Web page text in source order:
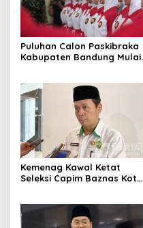
Puluhan Calon Paskibraka
Kabupaten Bandung Mulai
Kemenag Kawal Ketat
Seleksi Capim Baznas Kota
Berintegritas